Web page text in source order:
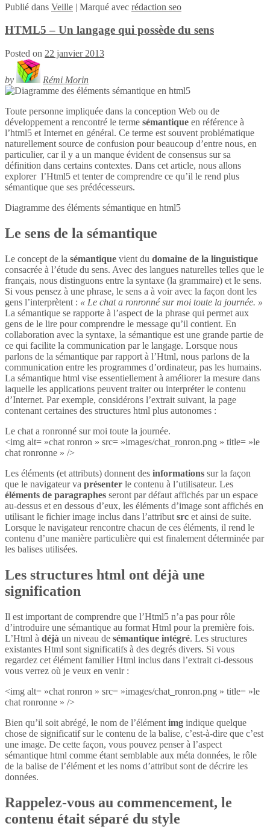
Publié dans Veille | Marqué avec rédaction seo
HTML5 – Un langage qui possède du sens
Posted on 22 janvier 2013
by Rémi Morin
Toute personne impliquée dans la conception Web ou de
développement a rencontré le terme sémantique en référence à
l’html5 et Internet en général. Ce terme est souvent problématique
naturellement source de confusion pour beaucoup d’entre nous, en
particulier, car il y a un manque évident de consensus sur sa
définition dans certains contextes. Dans cet article, nous allons
explorer l’Html5 et tenter de comprendre ce qu’il le rend plus
sémantique que ses prédécesseurs.
Diagramme des éléments sémantique en html5
Le sens de la sémantique
Le concept de la sémantique vient du domaine de la linguistique
consacrée à l’étude du sens. Avec des langues naturelles telles que le
français, nous distinguons entre la syntaxe (la grammaire) et le sens.
Si vous pensez à une phrase, le sens a à voir avec la façon dont les
gens l’interprètent : « Le chat a ronronné sur moi toute la journée. »
La sémantique se rapporte à l’aspect de la phrase qui permet aux
gens de le lire pour comprendre le message qu’il contient. En
collaboration avec la syntaxe, la sémantique est une grande partie de
ce qui facilite la communication par le langage. Lorsque nous
parlons de la sémantique par rapport à l’Html, nous parlons de la
communication entre les programmes d’ordinateur, pas les humains.
La sémantique html vise essentiellement à améliorer la mesure dans
laquelle les applications peuvent traiter ou interpréter le contenu
d’Internet. Par exemple, considérons l’extrait suivant, la page
contenant certaines des structures html plus autonomes :
Le chat a ronronné sur moi toute la journée.
<img alt= »chat ronron » src= »images/chat_ronron.png » title= »le
chat ronronne » />
Les éléments (et attributs) donnent des informations sur la façon
que le navigateur va présenter le contenu à l’utilisateur. Les
éléments de paragraphes seront par défaut affichés par un espace
au-dessus et en dessous d’eux, les éléments d’image sont affichés en
utilisant le fichier image inclus dans l’attribut src et ainsi de suite.
Lorsque le navigateur rencontre chacun de ces éléments, il rend le
contenu d’une manière particulière qui est finalement déterminée par
les balises utilisées.
Les structures html ont déjà une
signification
Il est important de comprendre que l’Html5 n’a pas pour rôle
d’introduire une sémantique au format Html pour la première fois.
L’Html à déjà un niveau de sémantique intégré. Les structures
existantes Html sont significatifs à des degrés divers. Si vous
regardez cet élément familier Html inclus dans l’extrait ci-dessous
vous verrez où je veux en venir :
<img alt= »chat ronron » src= »images/chat_ronron.png » title= »le
chat ronronne » />
Bien qu’il soit abrégé, le nom de l’élément img indique quelque
chose de significatif sur le contenu de la balise, c’est-à-dire que c’est
une image. De cette façon, vous pouvez penser à l’aspect
sémantique html comme étant semblable aux méta données, le rôle
de la balise de l’élément et les noms d’attribut sont de décrire les
données.
Rappelez-vous au commencement, le
contenu était séparé du style